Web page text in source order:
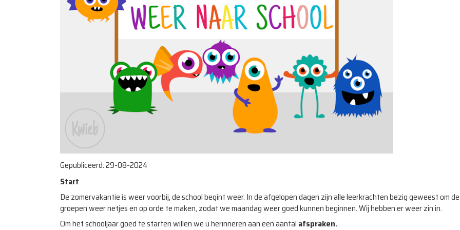
Gepubliceerd:29-08-2024
Start
De zomervakantie is weer voorbij, de school begint weer. In de afgelopen dagen zijn alle leerkrachten bezig geweest om de
groepen weer netjes en op orde te maken, zodat we maandag weer goed kunnen beginnen. Wij hebben er weer zin in.
Om het schooljaar goed te starten willen we u herinneren aan een aantal afspraken.